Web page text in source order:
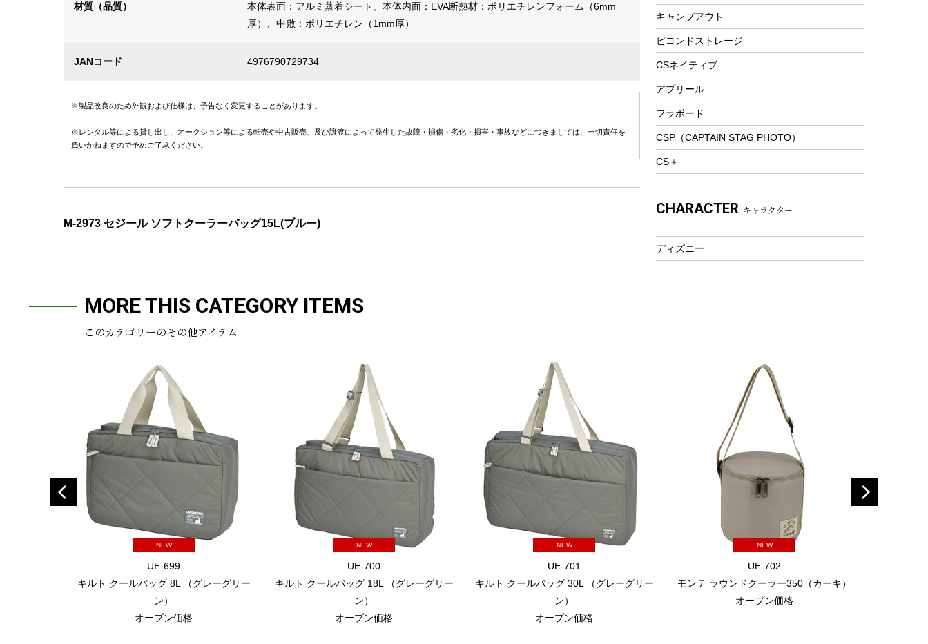
材質（品質）
本体表面：アルミ蒸着シート、本体内面：EVA断熱材：ポリエチレンフォーム（6mm
厚）、中敷：ポリエチレン（1mm厚）
JANコード 4976790729734
※製品改良のため外観および仕様は、予告なく変更することがあります。
※レンタル等による貸し出し、オークション等による転売や中古販売、及び譲渡によって発生した故障・損傷・劣化・損害・事故などにつきましては、一切責任を
負いかねますので予めご了承ください。
M-2973 セジール ソフトクーラーバッグ15L(ブルー)
ピクニックセット
防寒ウェア
ツール&アクセサリー
トレッキング
トレッキングステッキ
トレッキングアクセサリー
プレイグッズ
ウェルネス
フィットネス
アクセサリー
キャンプアウト
ビヨンドストレージ
CSネイティブ
アプリール
フラボード
CSP（CAPTAIN STAG PHOTO）
CS＋
CHARACTER キャラクター
ディズニー
MORE THIS CATEGORY ITEMS
このカテゴリーのその他アイテム
NEW
UE-699
キルト クールバッグ 8L （グレーグリー
ン）
オープン価格
NEW
UE-700
キルト クールバッグ 18L （グレーグリー
ン）
オープン価格
NEW
UE-701
キルト クールバッグ 30L （グレーグリー
ン）
オープン価格
NEW
UE-702
モンテ ラウンドクーラー350（カーキ）
オープン価格